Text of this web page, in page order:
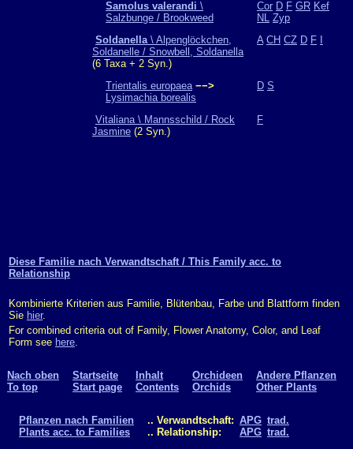
Samolus valerandi \
Salzbunge / Brookweed
Cor D F GR Kef
NL Zyp
Soldanella\ Alpenglöckchen,
Soldanelle / Snowbell, Soldanella
(6 Taxa + 2 Syn.)
A CH CZ D F
Trientalis europaea −−>
Lysimachia borealis
D S
Vitaliana \ Mannsschild / Rock
Jasmine (2 Syn.)
F
Diese Familie nach Verwandtschaft / This Family acc. to
Relationship
Kombinierte Kriterien aus Familie, Blütenbau, Farbe und Blattform finden
Sie hier.
For combined criteria out of Family, Flower Anatomy, Color, and Leaf
Form see here.
Nach oben
To top
Startseite
Start page
Inhalt
Contents
Orchideen
Orchids
Andere Pflanzen
Other Plants
Pflanzen nach Familien
Plants acc. to Families
.. Verwandtschaft:
.. Relationship:
APG
APG
trad.
trad.